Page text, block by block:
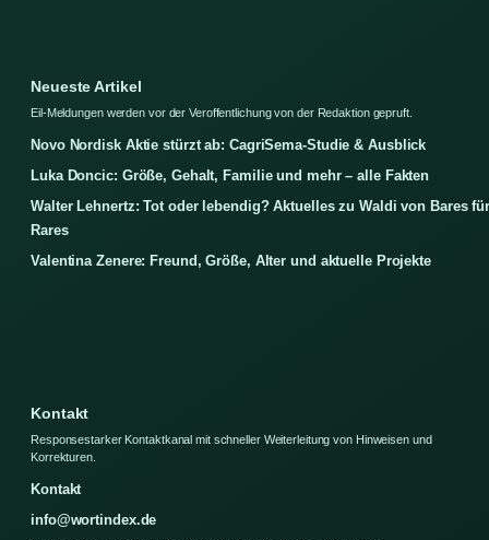
Neueste Artikel
Eil-Meldungen werden vor der Veroffentlichung von der Redaktion gepruft.
Novo Nordisk Aktie stürzt ab: CagriSema-Studie & Ausblick
Luka Doncic: Größe, Gehalt, Familie und mehr – alle Fakten
Walter Lehnertz: Tot oder lebendig? Aktuelles zu Waldi von Bares
Rares
Valentina Zenere: Freund, Größe, Alter und aktuelle Projekte
Kontakt
Responsestarker Kontaktkanal mit schneller Weiterleitung von Hinweisen und
Korrekturen.
Kontakt
info@wortindex.de